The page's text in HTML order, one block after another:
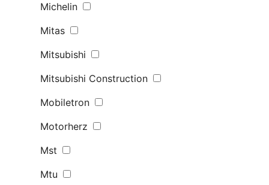
Michelin
Mitas
Mitsubishi
Mitsubishi Construction
Mobiletron
Motorherz
Mst
Mtu